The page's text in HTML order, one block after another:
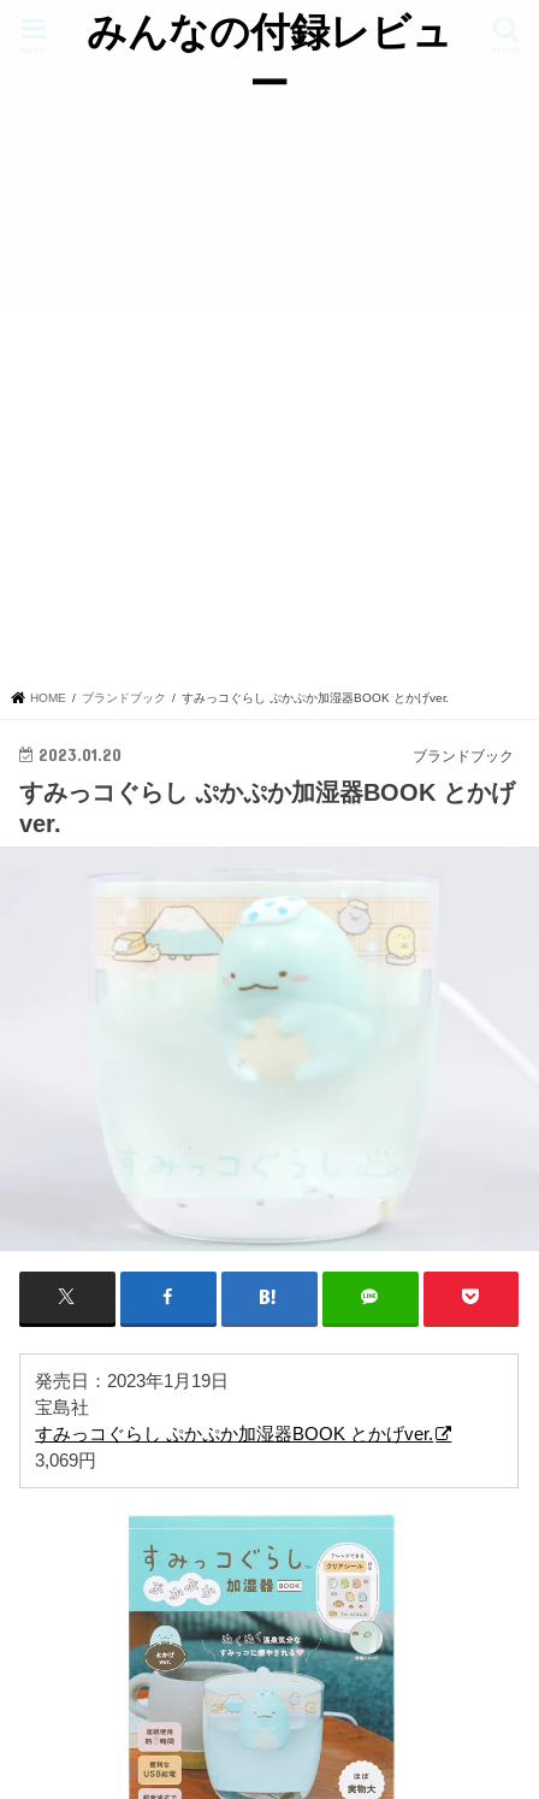
みんなの付録レビュ
ー
HOME ブランドブック すみっコぐらし ぷかぷか加湿器BOOK とかげver.
ブランドブック
2023.01.20
すみっコぐらし ぷかぷか加湿器BOOK とかげ
ver.
発売日：2023年1月19日
宝島社
すみっコぐらし ぷかぷか加湿器BOOK とかげver.
3,069円